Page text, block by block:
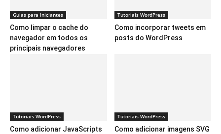
Guias para Iniciantes
Como limpar o cache do
navegador em todos os
principais navegadores
Tutoriais WordPress
Como incorporar tweets em
posts do WordPress
Tutoriais WordPress
Como adicionar JavaScripts
Tutoriais WordPress
Como adicionar imagens SVG